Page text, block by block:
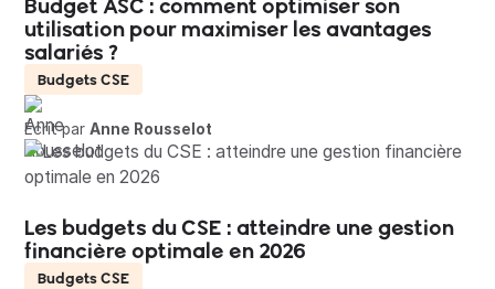
utilisation pour maximiser les avantages
salariés ?
Budgets CSE
Écrit parAnne Rousselot
Les budgets du CSE : atteindre une gestion
financière optimale en 2026
Budgets CSE